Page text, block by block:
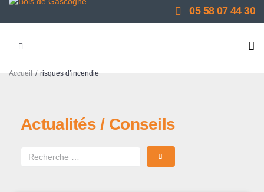
05 58 07 44 30
Accueil / risques d’incendie
Actualités / Conseils